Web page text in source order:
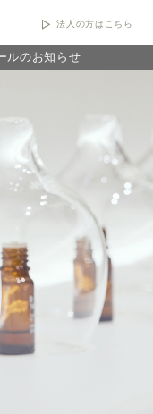
法人の方はこちら
ルのお知らせ